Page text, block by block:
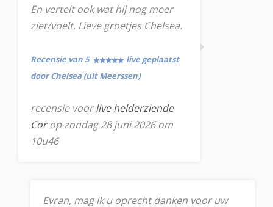
En vertelt ook wat hij nog meer
ziet/voelt. Lieve groetjes Chelsea.
Recensie van 5
live geplaatst
door Chelsea (uit Meerssen)
recensie voorlive helderziende
Corop zondag 28 juni 2026 om
10u46
Evran, mag ik u oprecht danken voor uw